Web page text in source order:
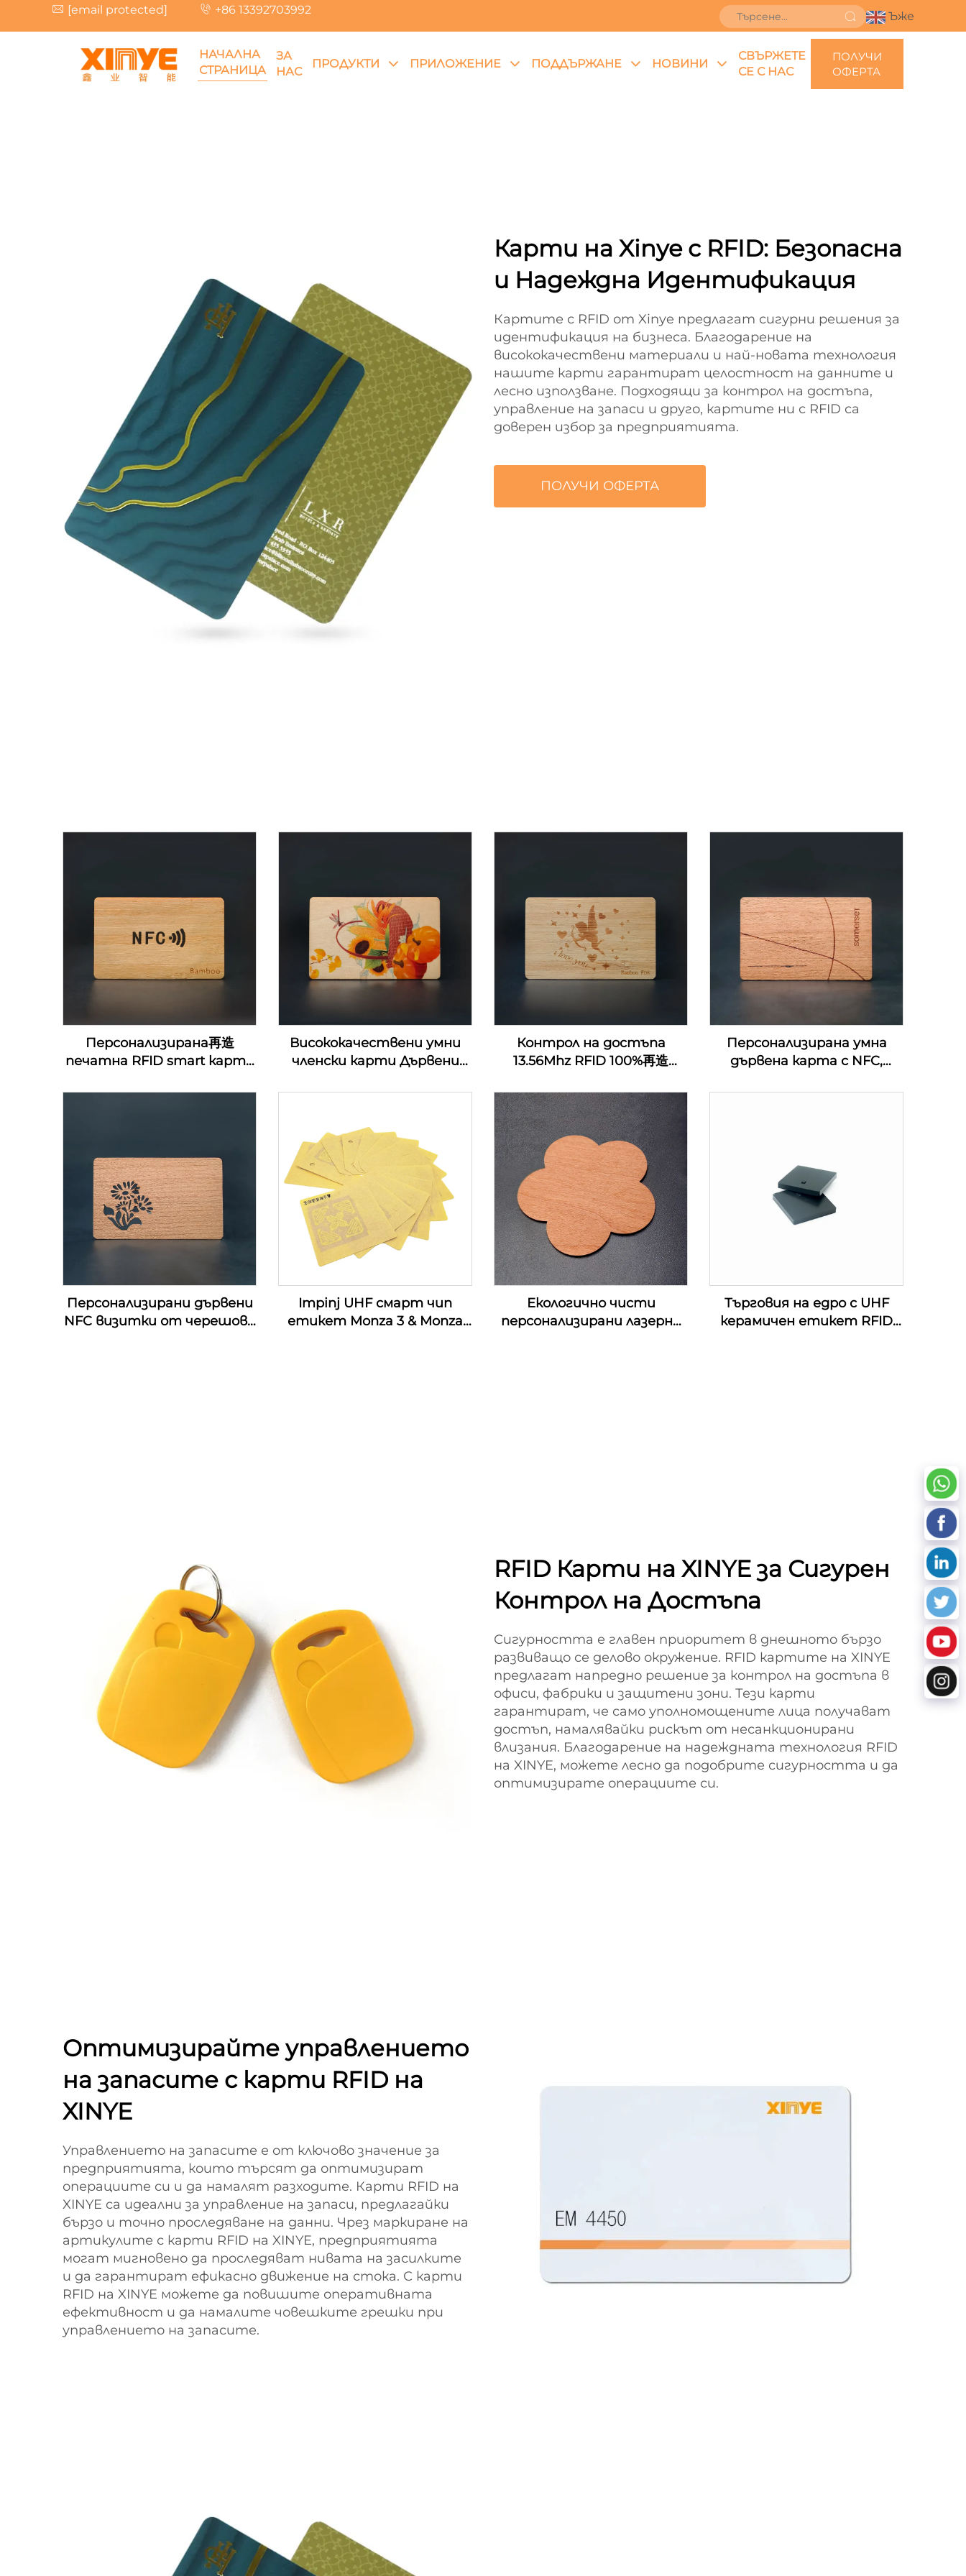
[email protected] +86 13392703992 Ъже
НАЧАЛНА
СТРАНИЦА
ЗА
НАС
ПРОДУКТИ ПРИЛОЖЕНИЕ ПОДДЪРЖАНЕ НОВИНИ
СВЪРЖЕТЕ
СЕ С НАС
ПОЛУЧИ
ОФЕРТА
Карти на Xinye с RFID: Безопасна
и Надеждна Идентификация
Картите с RFID от Xinye предлагат сигурни решения за
идентификация на бизнеса. Благодарение на
висококачествени материали и най-новата технология
нашите карти гарантират целостност на данните и
лесно използване. Подходящи за контрол на достъпа,
управление на запаси и друго, картите ни с RFID са
доверен избор за предприятията.
ПОЛУЧИ ОФЕРТА
Персонализирана再造
печатна RFID smart карта
13.56Mhz дървена NFC
Висококачествени умни
членски карти Дървени
ключови карти RFID NFC
Контрол на достъпа
13.56Mhz RFID 100%再造
ключови карти за хотел
Персонализирана умна
дървена карта с NFC,
EV1 4K дървена карта
Персонализирани дървени
NFC визитки от черешово
Impinj UHF смарт чип
етикет Monza 3 & Monza
Екологично чисти
персонализирани лазерно
Търговия на едро с UHF
керамичен етикет RFID
RFID Карти на XINYE за Сигурен
Контрол на Достъпа
Сигурността е главен приоритет в днешното бързо
развиващо се делово окружение. RFID картите на XINYE
предлагат напредно решение за контрол на достъпа в
офиси, фабрики и защитени зони. Тези карти
гарантират, че само уполномощените лица получават
достъп, намалявайки рискът от несанкционирани
влизания. Благодарение на надеждната технология RFID
на XINYE, можете лесно да подобрите сигурността и да
оптимизирате операциите си.
Оптимизирайте управлението
на запасите с карти RFID на
XINYE
Управлението на запасите е от ключово значение за
предприятията, които търсят да оптимизират
операциите си и да намалят разходите. Карти RFID на
XINYE са идеални за управление на запаси, предлагайки
бързо и точно проследяване на данни. Чрез маркиране на
артикулите с карти RFID на XINYE, предприятията
могат мигновено да проследяват нивата на засилките
и да гарантират ефикасно движение на стока. С карти
RFID на XINYE можете да повишите оперативната
ефективност и да намалите човешките грешки при
управлението на запасите.